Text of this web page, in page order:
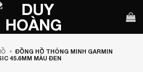
• ĐỒNG HỒ THÔNG MINH GARMIN
45.6MM MÀU ĐEN